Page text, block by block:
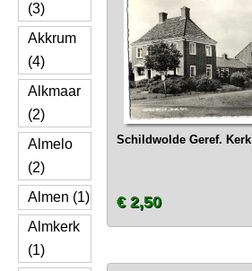
(3)
Akkrum
(4)
Alkmaar
(2)
Almelo
(2)
Almen (1)
Almkerk
(1)
Schildwolde Geref. Kerk
€ 2,50